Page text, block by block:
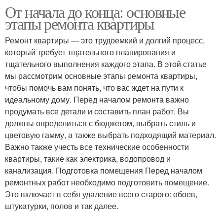
От начала до конца: основные
этапы ремонта квартиры
Ремонт квартиры — это трудоемкий и долгий процесс,
который требует тщательного планирования и
тщательного выполнения каждого этапа. В этой статье
мы рассмотрим основные этапы ремонта квартиры,
чтобы помочь вам понять, что вас ждет на пути к
идеальному дому. Перед началом ремонта важно
продумать все детали и составить план работ. Вы
должны определиться с бюджетом, выбрать стиль и
цветовую гамму, а также выбрать подходящий материал.
Важно также учесть все технические особенности
квартиры, такие как электрика, водопровод и
канализация. Подготовка помещения Перед началом
ремонтных работ необходимо подготовить помещение.
Это включает в себя удаление всего старого: обоев,
штукатурки, полов и так далее.